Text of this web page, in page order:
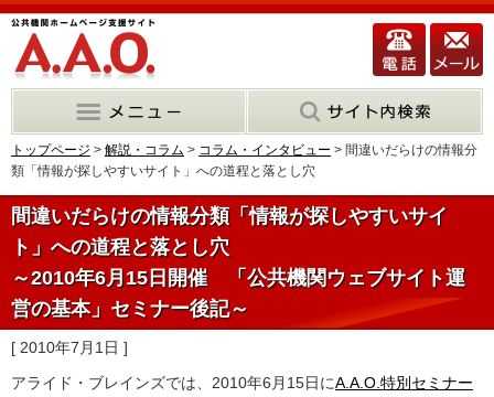
トップページ > 解説・コラム > コラム・インタビュー > 間違いだらけの情報分
類「情報が探しやすいサイト」への道程と落とし穴
間違いだらけの情報分類「情報が探しやすいサイ
ト」への道程と落とし穴
～2010年6月15日開催 「公共機関ウェブサイト運
営の基本」セミナー後記～
[ 2010年7月1日 ]
アライド・ブレインズでは、2010年6月15日にA.A.O.特別セミナー